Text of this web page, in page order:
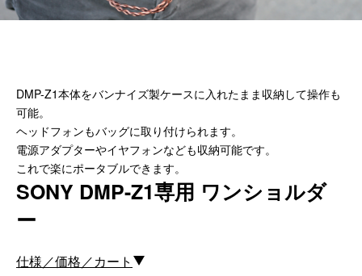
ポータブルオーディオケース
SONY
Other
Bag
ショルダーバッグ
DMP-Z1本体をバンナイズ製ケースに入れたまま収納して操作も
可能。
ヘッドフォンもバッグに取り付けられます。
電源アダプターやイヤフォンなども収納可能です。
これで楽にポータブルできます。
SONY DMP-Z1専用 ワンショルダ
ー
仕様／価格／カート